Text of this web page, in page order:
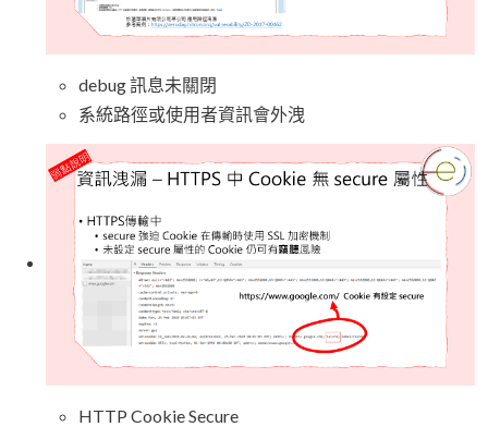
debug 訊息未關閉
系統路徑或使用者資訊會外洩
HTTP Cookie Secure